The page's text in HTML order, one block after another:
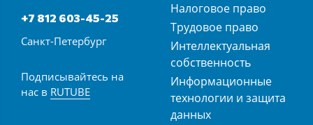
+7 812 603-45-25
Санкт-Петербург
Подписывайтесь на
нас в RUTUBE
Налоговое право
Трудовое право
Интеллектуальная
собственность
Информационные
технологии и защита
данных